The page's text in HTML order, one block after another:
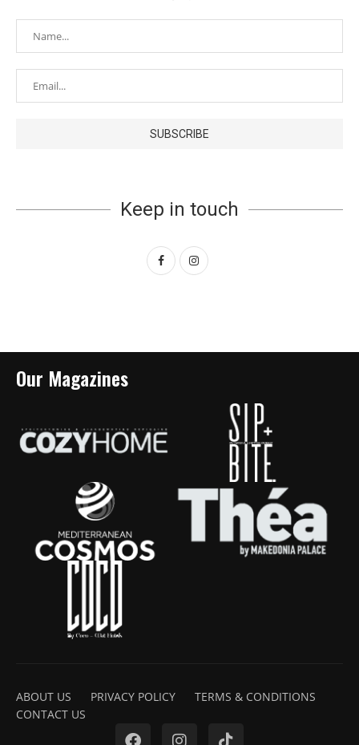
Keep in touch
Our Magazines
ABOUT US PRIVACY POLICY
TERMS & CONDITIONS
CONTACT US